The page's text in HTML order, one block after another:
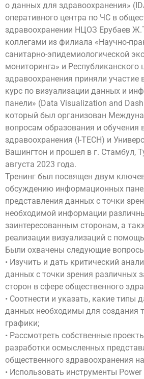
о данных для здравоохранения»
оперативного центра по ЧС в
здравоохранении НЦОЗ Ерубаев
коллегами из филиала «Научно-
санитарно-эпидемиологической
мониторинга» и Республиканского
здравоохранения приняли участие
курс по визуализации данных и
панели» (Data Visualization and
который был организован
вопросам образования и обучения
здравоохранения (I-TECH) и
Вашингтон и прошел в г. Стамбул,
августа 2023 года.
Тренинг был посвящен двум
обсуждению информационных
представления данных с точки
необходимой информации
заинтересованным сторонам, а
реализации визуализаций с
Были охвачены следующие
• Изучить и дать критический
данных с точки зрения различных
сторон в сфере общественного
• Соотнести и указать, какие типы
данных необходимы для создания
графики;
• Рассмотреть собственные
разработки осмысленных
общественного здравоохранения
• Использовать инструменты